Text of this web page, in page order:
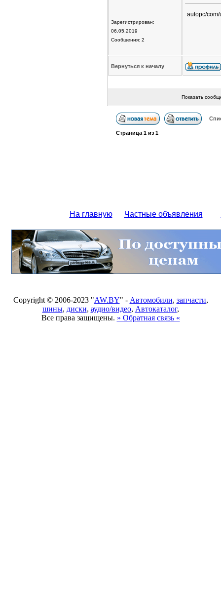
Зарегистрирован:
06.05.2019
Сообщения: 2
autopc/com/
Вернуться к началу
Показать
Страница 1из 1
На главную Частные объявления
Copyright © 2006-2023 "AW.BY" - Автомобили, запчасти,
шины, диски, аудио/видео, Автокаталог,
Все права защищены. » Обратная связь «